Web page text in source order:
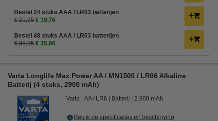
Bestel 24 stuks AAA / LR03 batterijen
€ 21,95 € 19,76
Bestel 48 stuks AAA / LR03 batterijen
€ 39,95 € 35,96
Varta Longlife Max Power AA / MN1500 / LR06 Alkaline
Batterij (4 stuks, 2900 mAh)
Varta AA / LR6 Batterij 2.900 mAh
Bekijk de specificaties en beschrijving